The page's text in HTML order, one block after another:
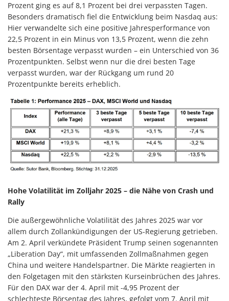
Prozent ging es auf 8,1 Prozent bei drei verpassten Tagen.
Besonders dramatisch fiel die Entwicklung beim Nasdaq aus:
Hier verwandelte sich eine positive Jahresperformance von
22,5 Prozent in ein Minus von 13,5 Prozent, wenn die zehn
besten Börsentage verpasst wurden – ein Unterschied von 36
Prozentpunkten. Selbst wenn nur die drei besten Tage
verpasst wurden, war der Rückgang um rund 20
Prozentpunkte bereits erheblich.
Hohe Volatilität im Zolljahr 2025 – die Nähe von Crash und
Rally
Die außergewöhnliche Volatilität des Jahres 2025 war vor
allem durch Zollankündigungen der US-Regierung getrieben.
Am 2. April verkündete Präsident Trump seinen sogenannten
„Liberation Day“, mit umfassenden Zollmaßnahmen gegen
China und weitere Handelspartner. Die Märkte reagierten in
den Folgetagen mit den stärksten Kurseinbrüchen des Jahres.
Für den DAX war der 4. April mit -4,95 Prozent der
schlechteste Börsentag des Jahres, gefolgt vom 7. April mit